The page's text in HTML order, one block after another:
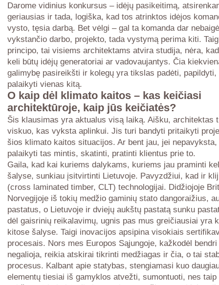
Darome vidinius konkursus – idėjų pasikeitimą,
geriausias ir tada, logiška, kad tos atrinktos idėjos
vysto, tęsia darbą. Bet vėlgi – gal ta komanda dar
vykstančio darbo, projekto, tada vystymą perima kiti.
principo, tai visiems architektams atvira studija, nėra,
keli būtų idėjų generatoriai ar vadovaujantys. Čia
galimybę pasireikšti ir kolegų yra tikslas padėti, papildyti,
palaikyti vienas kitą.
O kaip dėl klimato kaitos – kas keičiasi
architektūroje, kaip jūs keičiatės?
Šis klausimas yra aktualus visą laiką. Aišku, architektas
viskuo, kas vyksta aplinkui. Jis turi bandyti pritaikyti
šios klimato kaitos situacijos. Ar bent jau, jei nepavyksta,
palaikyti tas mintis, skatinti, pratinti klientus prie to.
Gaila, kad kai kuriems dalykams, kuriems jau praminti
šalyse, sunkiau įsitvirtinti Lietuvoje. Pavyzdžiui, kad ir
(cross laminated timber, CLT) technologijai. Didžiojoje
Norvegijoje iš tokių medžio gaminių stato dangoraižius,
pastatus, o Lietuvoje ir dviejų aukštų pastatą sunku
dėl gaisrinių reikalavimų, ugnis pas mus greičiausiai yra
kitose šalyse. Taigi inovacijos apsipina visokiais
procesais. Nors mes Europos Sąjungoje, kažkodėl
negalioja, reikia atskirai tikrinti medžiagas ir čia, o tai
procesus. Kalbant apie statybas, stengiamasi kuo
elementų tiesiai iš gamyklos atvežti, sumontuoti, nes taip